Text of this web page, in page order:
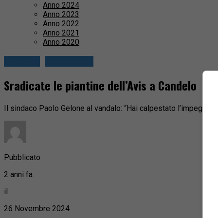
Anno 2024
Anno 2023
Anno 2022
Anno 2021
Anno 2020
Sradicate le piantine dell’Avis a Candelo
Il sindaco Paolo Gelone al vandalo: “Hai calpestato l’impegno
Pubblicato
2 anni fa
il
26 Novembre 2024